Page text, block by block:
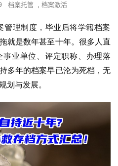
档案托管 , 档案激活
就是数年甚至十年。很多人直
业单位、评定职称、办理落
多年的档案早已沦为死档，无
划与发展。